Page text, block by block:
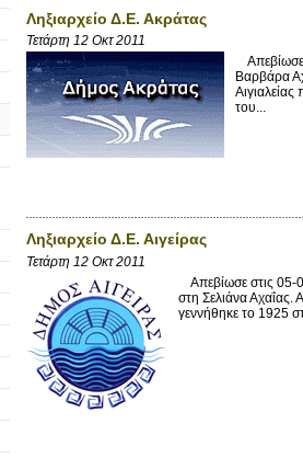
Ληξιαρχείο Δ.Ε. Ακράτας
Τετάρτη 12 Οκτ 2011
Απεβίωσε
Βαρβάρα
του...
Ληξιαρχείο Δ.Ε. Αιγείρας
Τετάρτη 12 Οκτ 2011
Απεβίωσε στις 05-
στη Σελιάνα
γεννήθηκε το 1925